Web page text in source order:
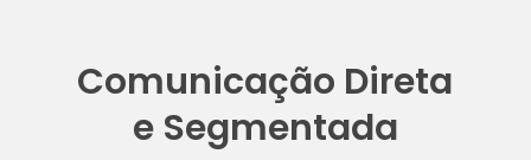
Comunicação Direta
e Segmentada